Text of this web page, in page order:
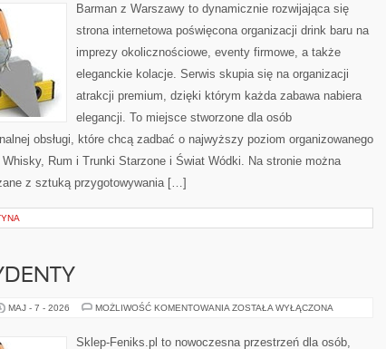
Barman z Warszawy to dynamicznie rozwijająca się
strona internetowa poświęcona organizacji drink baru na
imprezy okolicznościowe, eventy firmowe, a także
eleganckie kolacje. Serwis skupia się na organizacji
atrakcji premium, dzięki którym każda zabawa nabiera
elegancji. To miejsce stworzone dla osób
obsługi, które chcą zadbać o najwyższy poziom organizowanego
Rum i Trunki Starzone i Świat Wódki. Na stronie można
z sztuką przygotowywania […]
MAJ - 7 - 2026 MOŻLIWOŚĆ KOMENTOWANIA ATAKI
ZOSTAŁA WYŁĄCZONA
Sklep-Feniks.pl to nowoczesna przestrzeń dla osób,